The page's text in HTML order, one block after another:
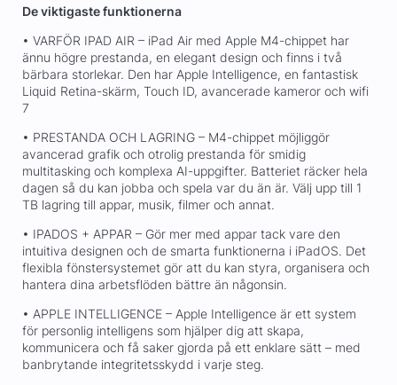
De viktigaste funktionerna
• VARFÖR IPAD AIR – iPad Air med Apple M4-chippet har
ännu högre prestanda, en elegant design och finns i två
bärbara storlekar. Den har Apple Intelligence, en fantastisk
Liquid Retina-skärm, Touch ID, avancerade kameror och wifi
7
• PRESTANDA OCH LAGRING – M4-chippet möjliggör
avancerad grafik och otrolig prestanda för smidig
multitasking och komplexa AI-uppgifter. Batteriet räcker hela
dagen så du kan jobba och spela var du än är. Välj upp till 1
TB lagring till appar, musik, filmer och annat.
• IPADOS + APPAR – Gör mer med appar tack vare den
intuitiva designen och de smarta funktionerna i iPadOS. Det
flexibla fönstersystemet gör att du kan styra, organisera och
hantera dina arbetsflöden bättre än någonsin.
• APPLE INTELLIGENCE – Apple Intelligence är ett system
för personlig intelligens som hjälper dig att skapa,
kommunicera och få saker gjorda på ett enklare sätt – med
banbrytande integritetsskydd i varje steg.